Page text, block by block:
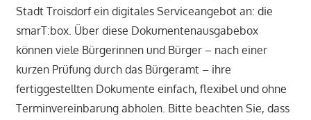
Stadt Troisdorf ein digitales Serviceangebot an: die
smarT:box. Über diese Dokumentenausgabebox
können viele Bürgerinnen und Bürger – nach einer
kurzen Prüfung durch das Bürgeramt – ihre
fertiggestellten Dokumente einfach, flexibel und ohne
Terminvereinbarung abholen. Bitte beachten Sie, dass